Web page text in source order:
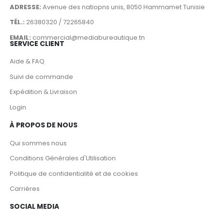
ADRESSE: Avenue des natiopns unis, 8050 Hammamet Tunisie
TÉL.: 26380320 / 72265840
EMAIL: commercial@mediabureautique.tn
SERVICE CLIENT
Aide & FAQ
Suivi de commande
Expédition & Livraison
Login
À PROPOS DE NOUS
Qui sommes nous
Conditions Générales d'Utilisation
Politique de confidentialité et de cookies
Carrières
SOCIAL MEDIA